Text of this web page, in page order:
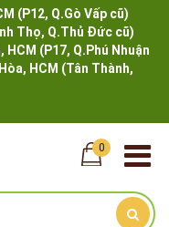
(P12, Q.Gò Vấp cũ)
Thọ, Q.Thủ Đức cũ)
HCM (P17, Q.Phú Nhuận
HCM (Tân Thành,
0